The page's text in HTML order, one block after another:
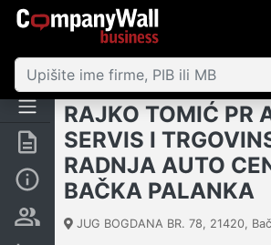
Rezime
Osnovni podaci
Vlasnička struktura
RAJKO TOMIĆ PR
SERVIS I
RADNJA AUTO
BAČKA PALANKA
JUG BOGDANA BR. 78, 21420, Bač